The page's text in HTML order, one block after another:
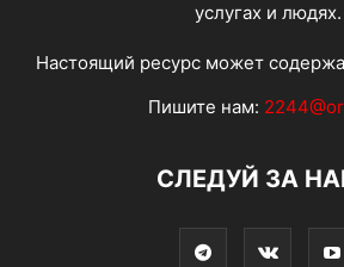
услугах и людях.
Настоящий ресурс может
Пишите нам:
СЛЕДУЙ ЗА